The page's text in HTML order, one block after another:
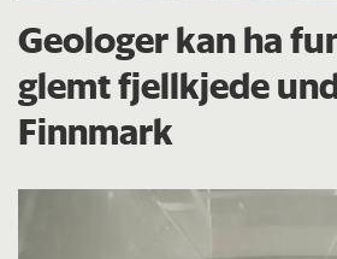
Geologer kan ha
glemt fjellkjede
Finnmark